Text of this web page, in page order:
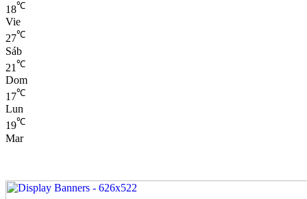
18℃
Vie
27℃
Sáb
21 ℃
Dom
17℃
Lun
19℃
Mar